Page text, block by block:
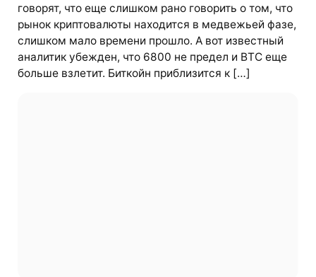
говорят, что еще слишком рано говорить о том, что
рынок криптовалюты находится в медвежьей фазе,
слишком мало времени прошло. А вот известный
аналитик убежден, что 6800 не предел и BTC еще
больше взлетит. Биткойн приблизится к […]